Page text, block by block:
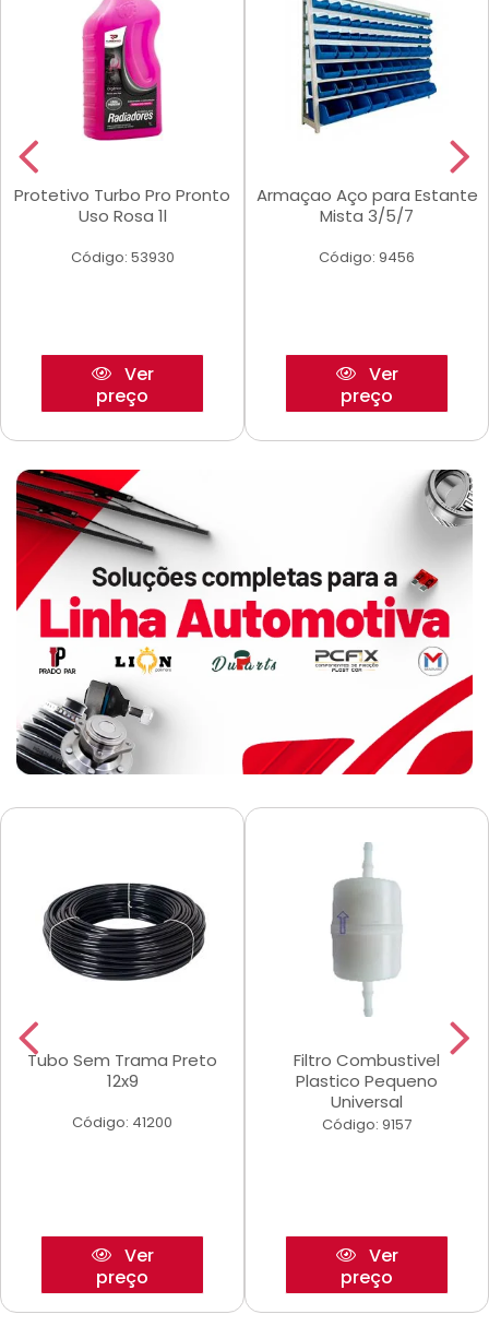
Protetivo Turbo Pro Pronto
Uso Rosa 1l
Código: 53930
Ver
preço
Armaçao Aço para Estante
Mista 3/5/7
Código: 9456
Ver
preço
Tubo Sem Trama Preto
12x9
Código: 41200
Ver
preço
Filtro Combustivel
Plastico Pequeno
Universal
Código: 9157
Ver
preço